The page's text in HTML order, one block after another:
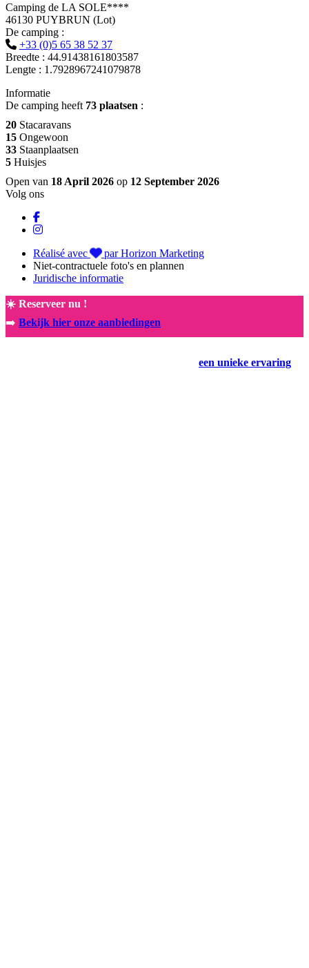
Camping de LA SOLE****
46130 PUYBRUN (Lot)
De camping :
+33 (0)5 65 38 52 37
Breedte : 44.91438161803587
Lengte : 1.7928967241079878
Informatie
De camping heeft 73 plaatsen :
20 Stacaravans
15 Ongewoon
33 Staanplaatsen
5 Huisjes
Open van 18 April 2026 op 12 September 2026
Volg ons
Réalisé avec
par Horizon Marketing
Niet-contractuele foto's en plannen
Juridische informatie
☀️ Reserveer nu !
➡️ Bekijk hier onze aanbiedingen
een unieke ervaring